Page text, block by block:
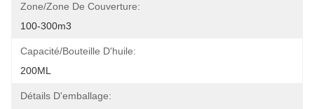
Zone/zone De Couverture:
100-300m3
Capacité/Bouteille D'huile:
200ML
Détails D'emballage: